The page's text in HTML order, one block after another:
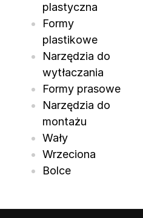
plastyczna
Formy
plastikowe
Narzędzia do
wytłaczania
Formy prasowe
Narzędzia do
montażu
Wały
Wrzeciona
Bolce